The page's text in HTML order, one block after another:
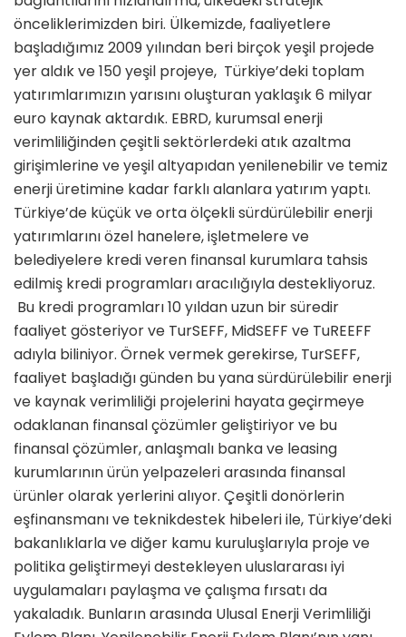
önceliklerimizden biri. Ülkemizde, faaliyetlere
başladığımız 2009 yılından beri birçok yeşil projede
yer aldık ve 150 yeşil projeye, Türkiye’deki toplam
yatırımlarımızın yarısını oluşturan yaklaşık 6 milyar
euro kaynak aktardık. EBRD, kurumsal enerji
verimliliğinden çeşitli sektörlerdeki atık azaltma
girişimlerine ve yeşil altyapıdan yenilenebilir ve temiz
enerji üretimine kadar farklı alanlara yatırım yaptı.
Türkiye’de küçük ve orta ölçekli sürdürülebilir enerji
yatırımlarını özel hanelere, işletmelere ve
belediyelere kredi veren finansal kurumlara tahsis
edilmiş kredi programları aracılığıyla destekliyoruz.
Bu kredi programları 10 yıldan uzun bir süredir
faaliyet gösteriyor ve TurSEFF, MidSEFF ve TuREEFF
adıyla biliniyor. Örnek vermek gerekirse, TurSEFF,
faaliyet başladığı günden bu yana sürdürülebilir enerji
ve kaynak verimliliği projelerini hayata geçirmeye
odaklanan finansal çözümler geliştiriyor ve bu
finansal çözümler, anlaşmalı banka ve leasing
kurumlarının ürün yelpazeleri arasında finansal
ürünler olarak yerlerini alıyor. Çeşitli donörlerin
eşfinansmanı ve teknikdestek hibeleri ile, Türkiye’deki
bakanlıklarla ve diğer kamu kuruluşlarıyla proje ve
politika geliştirmeyi destekleyen uluslararası iyi
uygulamaları paylaşma ve çalışma fırsatı da
yakaladık. Bunların arasında Ulusal Enerji Verimliliği